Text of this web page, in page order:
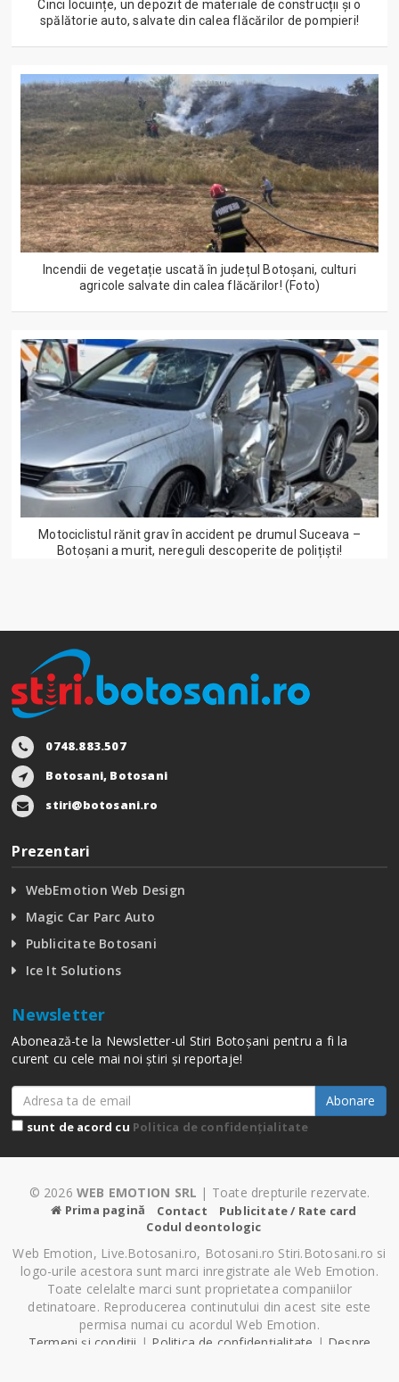
Cinci locuințe, un depozit de materiale de construcții și o
spălătorie auto, salvate din calea flăcărilor de pompieri!
Incendii de vegetație uscată în județul Botoșani, culturi
agricole salvate din calea flăcărilor! (Foto)
Motociclistul rănit grav în accident pe drumul Suceava –
Botoșani a murit, nereguli descoperite de polițiști!
0748.883.507
Botosani, Botosani
stiri@botosani.ro
Prezentari
WebEmotion Web Design
Magic Car Parc Auto
Publicitate Botosani
Ice It Solutions
Newsletter
Abonează-te la Newsletter-ul Stiri Botoșani pentru a fi la
curent cu cele mai noi știri și reportaje!
Abonare
sunt de acord cu Politica de confidențialitate
© 2026 WEB EMOTION SRL | Toate drepturile rezervate.
Prima pagină Contact
Publicitate / Rate card
Codul deontologic
Web Emotion, Live.Botosani.ro, Botosani.ro Stiri.Botosani.ro si
logo-urile acestora sunt marci inregistrate ale Web Emotion.
Toate celelalte marci sunt proprietatea companiilor
detinatoare. Reproducerea continutului din acest site este
permisa numai cu acordul Web Emotion.
Termeni și condiții | Politica de confidențialitate | Despre